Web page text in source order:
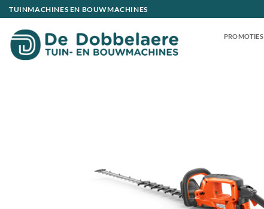
Ga
naar
inhoud
TUINMACHINES EN BOUWMACHINES
PROMOTIES